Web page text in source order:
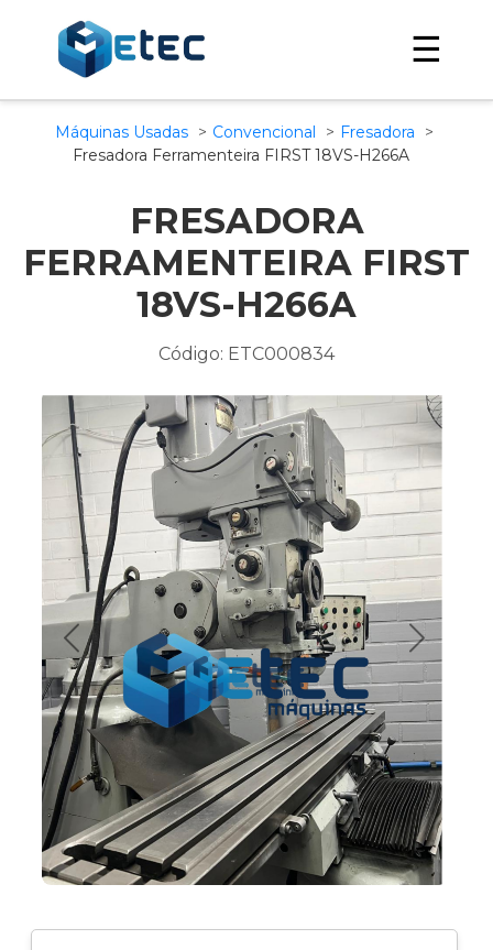
☰
Máquinas Usadas Convencional
Fresadora
Fresadora Ferramenteira FIRST 18VS-H266A
FRESADORA
FERRAMENTEIRA FIRST
18VS-H266A
Código: ETC000834
Anterior Próximo